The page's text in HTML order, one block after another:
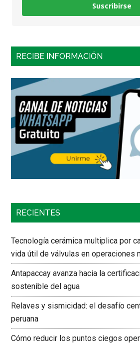
Suscribirse
RECIBE INFORMACIÓN
RECIENTES
Tecnología cerámica multiplica por
vida útil de válvulas en operaciones
Antapaccay avanza hacia la
sostenible del agua
Relaves y sismicidad: el desafío
peruana
Cómo reducir los puntos ciegos